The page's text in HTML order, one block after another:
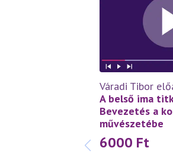
Váradi Tibor
A belső ima
Bevezetés a
művészetébe
6000 Ft